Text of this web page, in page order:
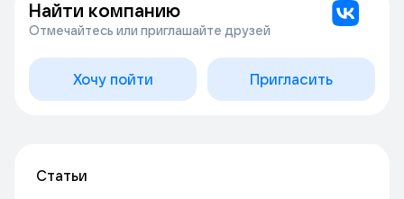
Найти компанию
Отмечайтесь или приглашайте друзей
Хочу пойти Пригласить
Статьи